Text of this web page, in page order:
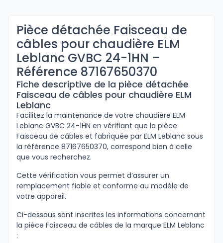
Pièce détachée Faisceau de
câbles pour chaudière ELM
Leblanc GVBC 24-1HN –
Référence 87167650370
Fiche descriptive de la pièce détachée
Faisceau de câbles pour chaudière ELM
Leblanc
Facilitez la maintenance de votre chaudière ELM
Leblanc GVBC 24-1HN en vérifiant que la pièce
Faisceau de câbles et fabriquée par ELM Leblanc sous
la référence 87167650370, correspond bien à celle
que vous recherchez.
Cette vérification vous permet d’assurer un
remplacement fiable et conforme au modèle de
votre appareil.
Ci-dessous sont inscrites les informations concernant
la pièce Faisceau de câbles de la marque ELM Leblanc
: